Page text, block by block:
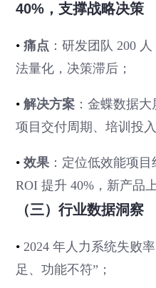
40%，支撑战略决策
•痛点 ：研发团队 200
法量化，决策滞后；
•解决方案 ：金蝶数据
项目交付周期、培训投
•效果 ：定位低效能项
ROI 提升 40%，新产品
（三）行业数据洞察
• 2024 年人力系统失败
足、功能不符”；